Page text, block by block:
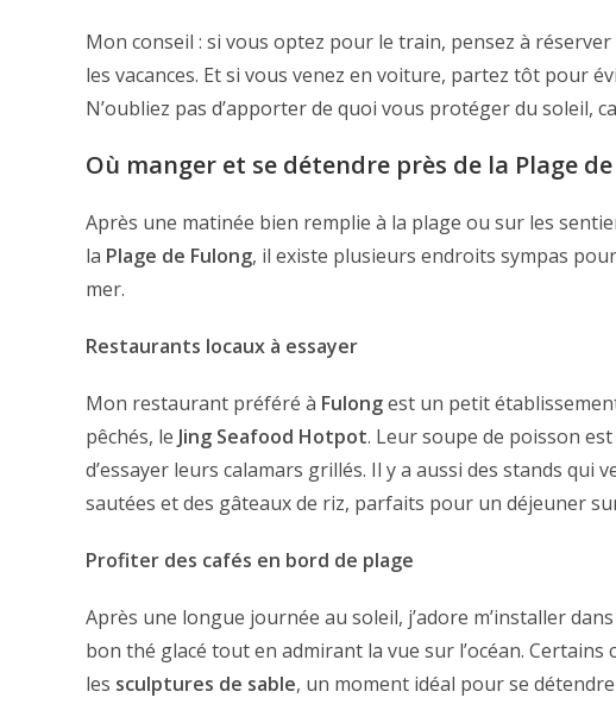
Mon conseil : si vous optez pour le train, pensez à
les vacances. Et si vous venez en voiture, partez tôt pour
N’oubliez pas d’apporter de quoi vous protéger du soleil,
Où manger et se détendre près de la Plage
Après une matinée bien remplie à la plage ou sur les
la Plage de Fulong, il existe plusieurs endroits sympas
mer.
Restaurants locaux à essayer
Mon restaurant préféré à Fulongest un petit
pêchés, le Jing Seafood Hotpot. Leur soupe de poisson
d’essayer leurs calamars grillés. Il y a aussi des stands qui
sautées et des gâteaux de riz, parfaits pour un déjeuner
Profiter des cafés en bord de plage
Après une longue journée au soleil, j’adore m’installer dans
bon thé glacé tout en admirant la vue sur l’océan.
les sculptures de sable, un moment idéal pour se